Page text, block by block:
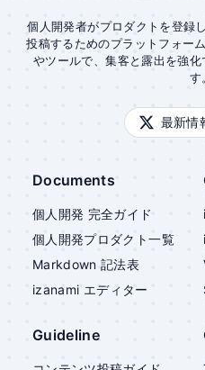
個人開発者がプロダクトを登録
投稿するためのプラットフォー
やツールで、集客と露出を強
す
最新情
Documents
個人開発 完全ガイド
個人開発プロダクト一覧
Markdown 記法表
izanami エディター
Guideline